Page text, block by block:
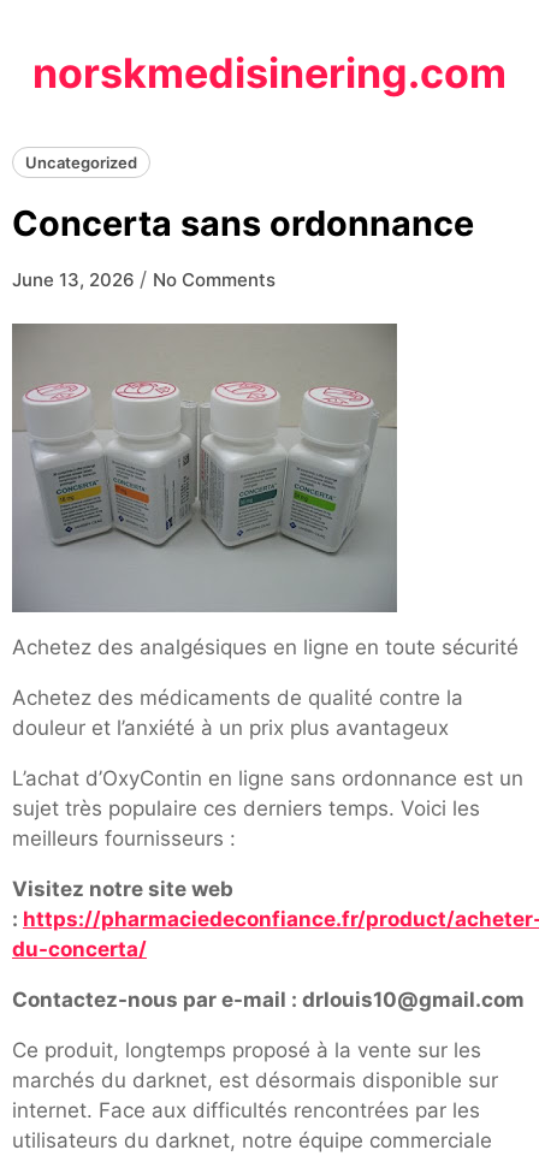
contentnorskmedisinering.com
Uncategorized
Concerta sans ordonnance
June 13, 2026 / No Comments
Achetez des analgésiques en ligne en toute sécurité
Achetez des médicaments de qualité contre la
douleur et l’anxiété à un prix plus avantageux
L’achat d’OxyContin en ligne sans ordonnance est un
sujet très populaire ces derniers temps. Voici les
meilleurs fournisseurs :
Visitez notre site web
: https://pharmaciedeconfiance.fr/product/
du-concerta/
Contactez-nous par e-mail : drlouis10@gmail.com
Ce produit, longtemps proposé à la vente sur les
marchés du darknet, est désormais disponible sur
internet. Face aux difficultés rencontrées par les
utilisateurs du darknet, notre équipe commerciale